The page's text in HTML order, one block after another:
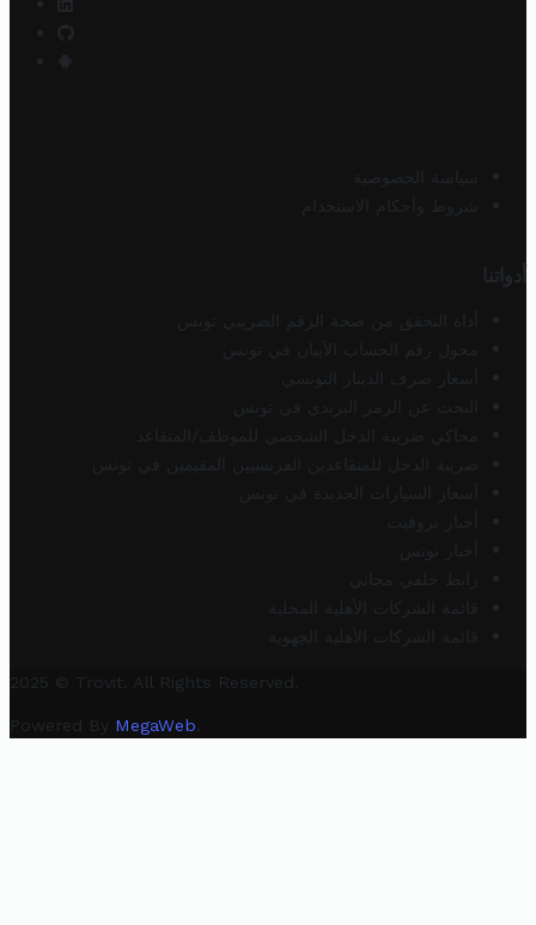
سياسة الخصوصية
شروط وأحكام الاستخدام
أدواتنا
أداة التحقق من صحة الرقم الضريبي تونس
محول رقم الحساب الآيبان في تونس
أسعار صرف الدينار التونسي
البحث عن الرمز البريدي في تونس
محاكي ضريبة الدخل الشخصي للموظف/المتقاعد
ضريبة الدخل للمتقاعدين الفرنسيين المقيمين في تونس
أسعار السيارات الجديدة في تونس
أخبار تروفيت
أخبار تونس
رابط خلفي مجاني
قائمة الشركات الأهلية المحلية
قائمة الشركات الأهلية الجهوية
2025 © Trovit. All Rights Reserved.
Powered By MegaWeb